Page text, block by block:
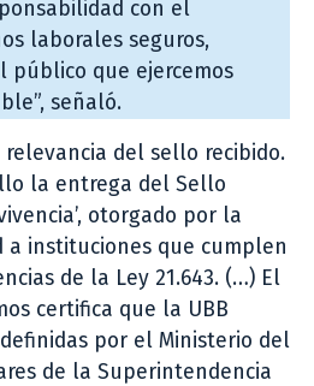
con el
laborales seguros,
público que ejercemos
señaló.
relevancia del sello recibido.
la entrega del Sello
otorgado por la
a instituciones que cumplen
de la Ley 21.643. (…) El
certifica que la UBB
por el Ministerio del
de la Superintendencia